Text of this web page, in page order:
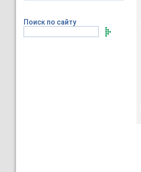
Поиск по сайту